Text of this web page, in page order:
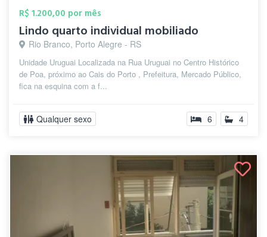
R$ 1.200,00 por mês
Lindo quarto individual mobiliado
Rio Branco, Porto Alegre - RS
Unidade Uruguai Localizada na Rua Uruguai no Centro Histórico
de Poa, próximo ao Cais do Porto , Prefeitura, Mercado Público,
fica na esquina com a f...
Qualquer sexo 6 4